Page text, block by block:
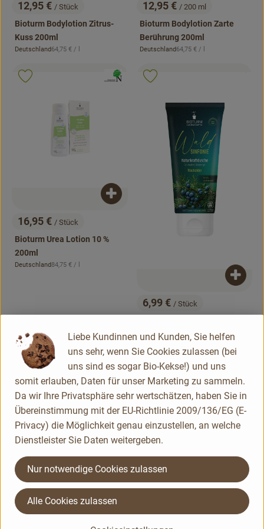
, Preis:
12,95 € / Stück
Bioturm Bodylotion Zitrus-
Kuss 200ml
, Herkunft:
Deutschland, Referenzpreis:
64,75 € / l
, Preis:
12,95 € / 200 ml
Bioturm Bodylotion Zarte
Berührung 200ml
, Herkunft:
Deutschland, Referenzpreis:
64,75 € / l
, Preis:
16,95 € / Stück
Bioturm Urea Lotion 10 %
200ml
, Herkunft:
Deutschland, Referenzpreis:
84,75 € / l
Produkt zum Warenkorb hinzufügen
, Verband:
Produkt zu Favouriten hinzufügen
, Preis:
6,99 € / Stück
Wald-Sinfonie 200ml
, Herkunft:
Deutschland 34,95 €
,
, Verband:
, Kontrollstelle:
.
Produkt zu Favouriten hinzufügen Produkt zu Favouriten hinzufügen
Liebe Kundinnen und Kunden, Sie helfen
uns sehr, wenn Sie Cookies zulassen (bei
uns sind es sogar Bio-Kekse!) und uns
somit erlauben, Daten für unser Marketing zu sammeln.
Da wir Ihre Privatsphäre sehr wertschätzen, haben Sie in
Übereinstimmung mit der EU-Richtlinie 2009/136/EG (E-
Privacy) die Möglichkeit genau einzustellen, an welche
Dienstleister Sie Daten weitergeben.
Nur notwendige Cookies zulassen
Alle Cookies zulassen